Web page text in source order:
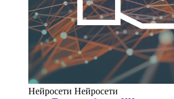
Нейросети Нейросети